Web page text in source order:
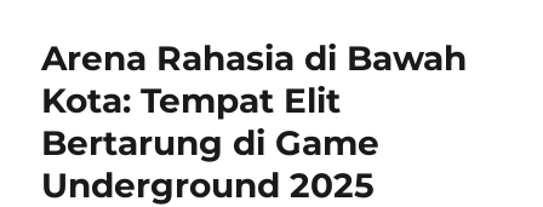
Arena Rahasia di Bawah
Kota: Tempat Elit
Bertarung di Game
Underground 2025